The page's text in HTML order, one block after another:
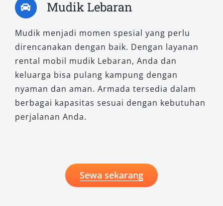
Menggunakan rental mobil Surabaya adalah
solusi terbaik untuk mobilitas yang nyaman,
efisien, dan fleksibel. Dengan pilihan armada
lengkap, layanan profesional, serta kemudahan
pemesanan, kebutuhan transportasi Anda
dapat terpenuhi tanpa kendala.
Baik untuk wisata, bisnis, maupun keperluan
memilih penyedia yang transparan,
berkualitas, dan sesuai kebutuhan agar
Mudik Lebaran
Mudik menjadi momen spesial yang perlu
direncanakan dengan baik. Dengan layanan
rental mobil mudik Lebaran, Anda dan
keluarga bisa pulang kampung dengan
nyaman dan aman. Armada tersedia dalam
berbagai kapasitas sesuai dengan kebutuhan
perjalanan Anda.
Sewa sekarang